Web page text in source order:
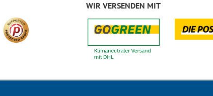
WIR VERSENDEN MIT